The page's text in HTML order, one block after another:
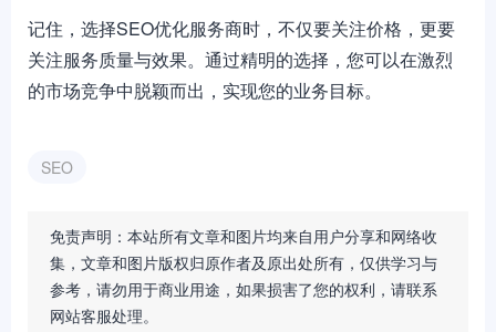
记住，选择SEO优化服务商时，不仅要关注价格，更要
关注服务质量与效果。通过精明的选择，您可以在激烈
的市场竞争中脱颖而出，实现您的业务目标。
SEO
免责声明：本站所有文章和图片均来自用户分享和网络收
集，文章和图片版权归原作者及原出处所有，仅供学习与
参考，请勿用于商业用途，如果损害了您的权利，请联系
网站客服处理。